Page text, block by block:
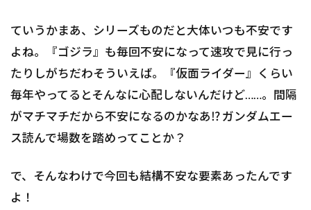
ていうかまあ、シリーズものだと大体いつも不安です
よね。『ゴジラ』も毎回不安になって速攻で見に行っ
たりしがちだわそういえば。『仮面ライダー』くらい
毎年やってるとそんなに心配しないんだけど……。間隔
がマチマチだから不安になるのかなあ⁉︎ ガンダムエー
ス読んで場数を踏めってことか？
で、そんなわけで今回も結構不安な要素あったんです
よ！